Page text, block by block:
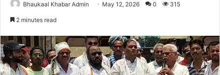
Bhaukaal Khabar Admin May 12, 2026 0 315
2 minutes read